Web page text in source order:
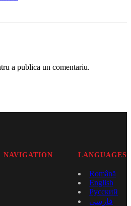
a publica un comentariu.
NAVIGATION LANGUAGES
Română
English
Русский
فارسی